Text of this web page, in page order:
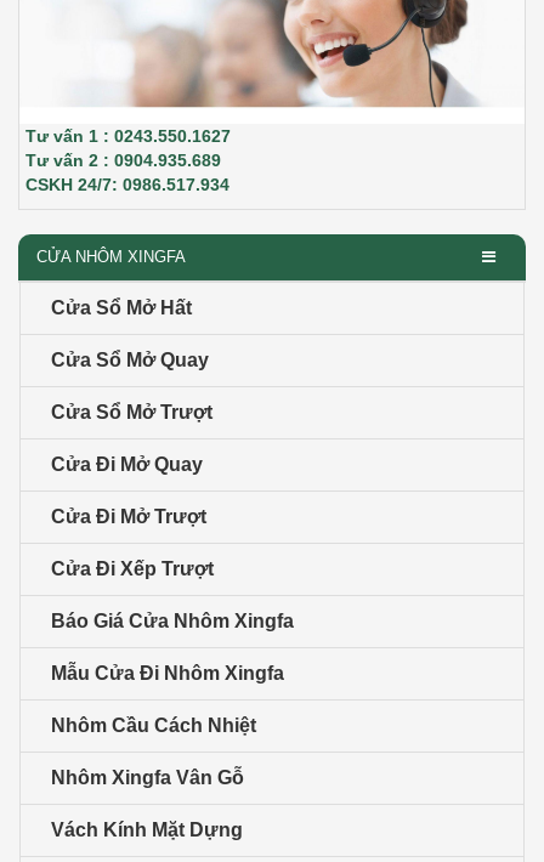
Tư vấn 1 : 0243.550.1627
Tư vấn 2 : 0904.935.689
CSKH 24/7: 0986.517.934
CỬA NHÔM XINGFA
Cửa Sổ Mở Hất
Cửa Sổ Mở Quay
Cửa Sổ Mở Trượt
Cửa Đi Mở Quay
Cửa Đi Mở Trượt
Cửa Đi Xếp Trượt
Báo Giá Cửa Nhôm Xingfa
Mẫu Cửa Đi Nhôm Xingfa
Nhôm Cầu Cách Nhiệt
Nhôm Xingfa Vân Gỗ
Vách Kính Mặt Dựng